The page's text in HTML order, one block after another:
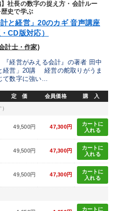
】社長の数字の捉え方・会計ルー
史で学ぶ
と経営」20のカギ 音声講座
CD版対応）
計士・作家)
経営がみえる会計』の著者 田中
経営」20講 経営の舵取りがうま
て数字に強い...
定 価 会員価格 購 入
49,500円 47,300円
カートに
入れる
49,500円 47,300円
カートに
入れる
49,500円 47,300円
カートに
入れる
カートに